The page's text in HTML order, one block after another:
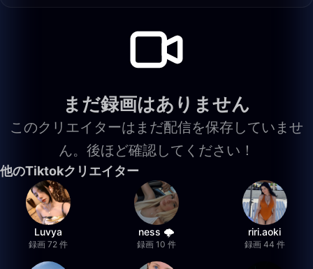
まだ録画はありません
このクリエイターはまだ配信を保存していませ
ん。後ほど確認してください！
他のTiktokクリエイター
Luvya
録画 72 件
ness 🌩️
録画 10 件
riri.aoki
録画 44 件